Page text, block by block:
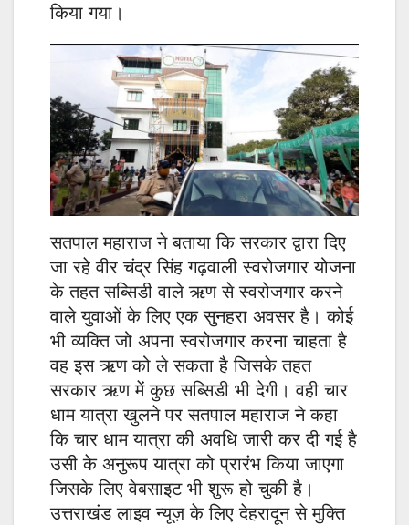
किया गया।
सतपाल महाराज ने बताया कि सरकार द्वारा दिए
जा रहे वीर चंद्र सिंह गढ़वाली स्वरोजगार योजना
के तहत सब्सिडी वाले ऋण से स्वरोजगार करने
वाले युवाओं के लिए एक सुनहरा अवसर है। कोई
भी व्यक्ति जो अपना स्वरोजगार करना चाहता है
वह इस ऋण को ले सकता है जिसके तहत
सरकार ऋण में कुछ सब्सिडी भी देगी। वही चार
धाम यात्रा खुलने पर सतपाल महाराज ने कहा
कि चार धाम यात्रा की अवधि जारी कर दी गई है
उसी के अनुरूप यात्रा को प्रारंभ किया जाएगा
जिसके लिए वेबसाइट भी शुरू हो चुकी है।
उत्तराखंड लाइव न्यूज़ के लिए देहरादून से मुक्ति